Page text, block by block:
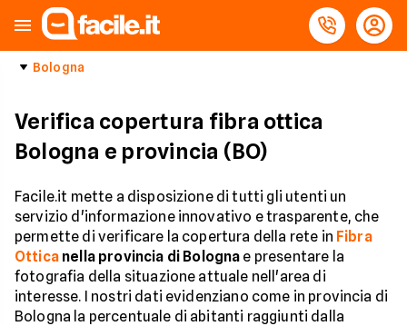
Bologna
Verifica copertura fibra ottica
Bologna e provincia (BO)
Facile.it mette a disposizione di tutti gli utenti un
servizio d'informazione innovativo e trasparente, che
permette di verificare la copertura della rete in Fibra
Ottica nella provincia di Bologna e presentare la
fotografia della situazione attuale nell'area di
interesse. I nostri dati evidenziano come in provincia di
Bologna la percentuale di abitanti raggiunti dalla